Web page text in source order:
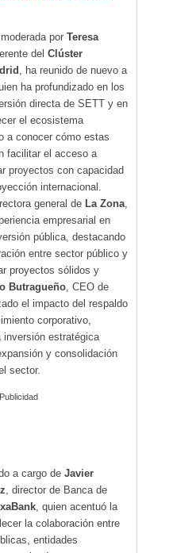
por Teresa
del Clúster
, ha reunido de nuevo a
ha profundizado en los
directa de SETT y en
el ecosistema
a conocer cómo estas
facilitar el acceso a
proyectos con capacidad
internacional.
general de La Zona
empresarial en
pública, destacando
entre sector público y
proyectos sólidos y
Butragueño , CEO de
el impacto del respaldo
corporativo,
inversión estratégica
y consolidación
sector.
Publicidad
a cargo de Javier
, director de Banca de
, quien acentuó la
la colaboración entre
entidades